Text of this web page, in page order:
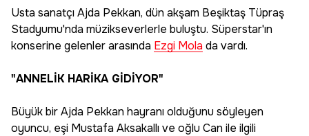
Usta sanatçı Ajda Pekkan, dün akşam Beşiktaş Tüpraş
Stadyumu'nda müzikseverlerle buluştu. Süperstar'ın
konserine gelenler arasında Ezgi Mola da vardı.
"ANNELİK HARİKA GİDİYOR"
Büyük bir Ajda Pekkan hayranı olduğunu söyleyen
oyuncu, eşi Mustafa Aksakallı ve oğlu Can ile ilgili